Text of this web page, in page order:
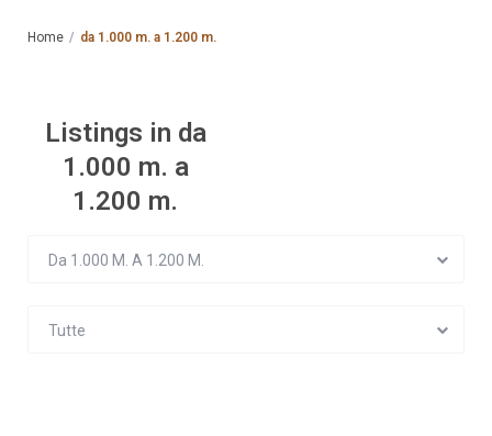
Home da 1.000 m. a 1.200 m.
Listings in da
1.000 m. a
1.200 m.
Da 1.000 M. A 1.200 M.
Tutte